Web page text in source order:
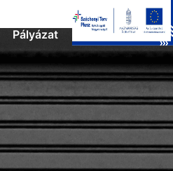
Pályázat